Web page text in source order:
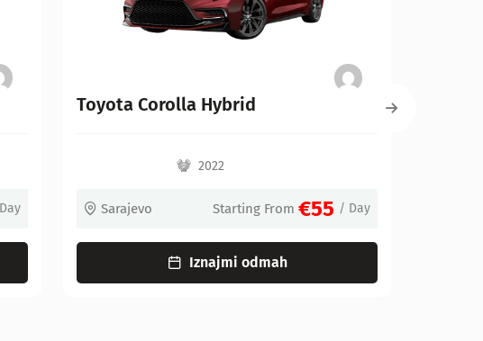
Starting From €55 / Day
BMW X1
Sarajevo Starting From